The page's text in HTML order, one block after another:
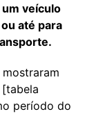
veículo
até para
período do